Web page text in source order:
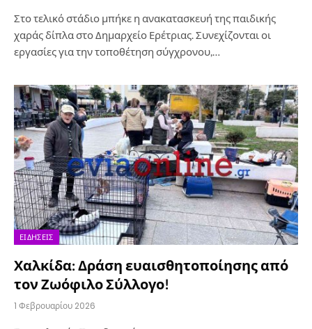
Στο τελικό στάδιο μπήκε η ανακατασκευή της παιδικής
χαράς δίπλα στο Δημαρχείο Ερέτριας. Συνεχίζονται οι
εργασίες για την τοποθέτηση σύγχρονου,…
ΕΙΔΉΣΕΙΣ
Χαλκίδα: Δράση ευαισθητοποίησης από
τον Ζωόφιλο Σύλλογο!
1 Φεβρουαρίου 2026